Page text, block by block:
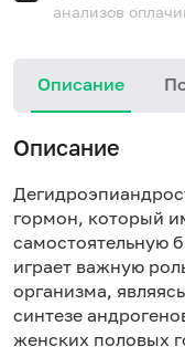
анализов
Описание
Описание
гормон, который
самостоятельную
играет важную
организма,
синтезе
женских половых